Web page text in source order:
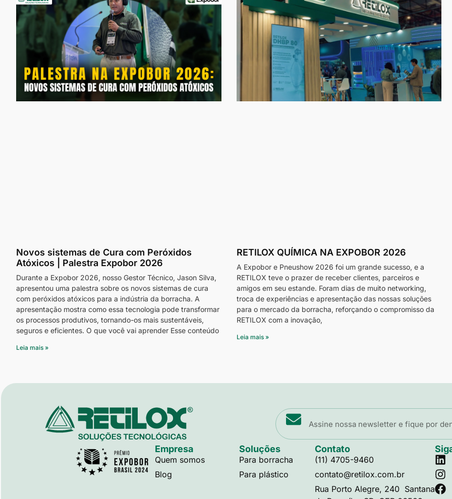
Novos sistemas de Cura com Peróxidos
Atóxicos | Palestra Expobor 2026
Durante a Expobor 2026, nosso Gestor Técnico, Jason Silva,
apresentou uma palestra sobre os novos sistemas de cura
com peróxidos atóxicos para a indústria da borracha. A
apresentação mostra como essa tecnologia pode transformar
os processos produtivos, tornando-os mais sustentáveis,
seguros e eficientes. O que você vai aprender Esse conteúdo
Leia mais »
RETILOX QUÍMICA NA EXPOBOR 2026
A Expobor e Pneushow 2026 foi um grande sucesso, e a
RETILOX teve o prazer de receber clientes, parceiros e
amigos em seu estande. Foram dias de muito networking,
troca de experiências e apresentação das nossas soluções
para o mercado da borracha, reforçando o compromisso da
RETILOX com a inovação,
Leia mais »
Empresa
Quem somos
Blog
Soluções
Para borracha
Para plástico
Contato
(11) 4705-9460
contato@retilox.com.br
Rua Porto Alegre, 240 Santana